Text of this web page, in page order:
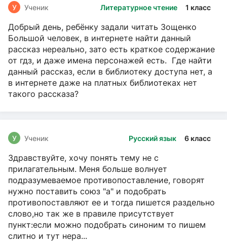
Литературное чтение 1 класс
У Ученик
Добрый день, ребёнку задали читать Зощенко
Большой человек, в интернете найти данный
рассказ нереально, зато есть краткое содержание
от гдз, и даже имена персонажей есть. Где найти
данный рассказ, если в библиотеку доступа нет, а
в интернете даже на платных библиотеках нет
такого рассказа?
Русский язык 6 класс
У Ученик
Здравствуйте, хочу понять тему не с
прилагательным. Меня больше волнует
подразумеваемое противопоставление, говорят
нужно поставить союз "а" и подобрать
противопоставляют ее и тогда пишется раздельно
слово,но так же в правиле присутствует
пункт:если можно подобрать синоним то пишем
слитно и тут нера...